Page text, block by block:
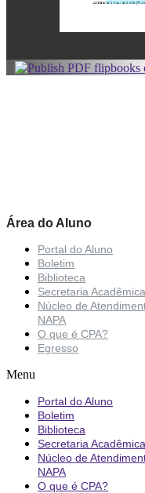
Área do Aluno
Portal do Aluno
Boletim
Biblioteca
Secretaria Acadêmica
Núcleo de
NAPA
O que é CPA?
Egresso
Menu
Portal do Aluno
Boletim
Biblioteca
Secretaria Acadêmica
Núcleo de
NAPA
O que é CPA?